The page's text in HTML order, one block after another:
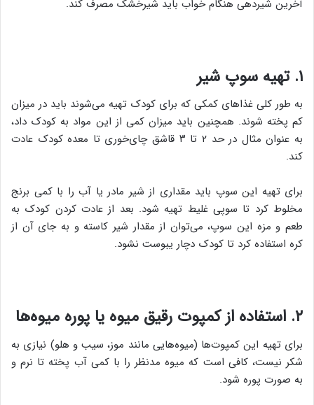
آخرین شیردهی هنگام خواب باید شیرخشک مصرف کند.
۱. تهیه سوپ شیر
به طور کلی غذاهای کمکی که برای کودک تهیه می‌شوند باید در میزان
کم پخته شوند. همچنین باید میزان کمی از این مواد به کودک داد،
به عنوان مثال در حد ۲ تا ۳ قاشق چای‌خوری تا معده کودک عادت
کند.
برای تهیه این سوپ باید مقداری از شیر مادر یا آب را با کمی برنج
مخلوط کرد تا سوپی غلیط تهیه شود. بعد از عادت کردن کودک به
طعم و مزه این سوپ، می‌توان از مقدار شیر کاسته و به جای آن از
کره استفاده کرد تا کودک دچار یبوست نشود.
۲. استفاده از کمپوت رقیق میوه یا پوره میوه‌ها
برای تهیه این کمپوت‌ها (میوه‌هایی مانند موز، سیب و هلو) نیازی به
شکر نیست، کافی است که میوه مدنظر را با کمی آب پخته تا نرم و
به صورت پوره شود.